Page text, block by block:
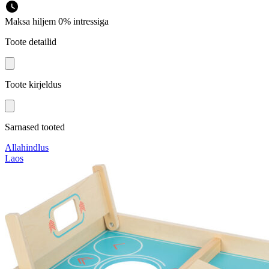
Maksa hiljem 0% intressiga
Toote detailid
Toote kirjeldus
Sarnased tooted
Allahindlus
Laos